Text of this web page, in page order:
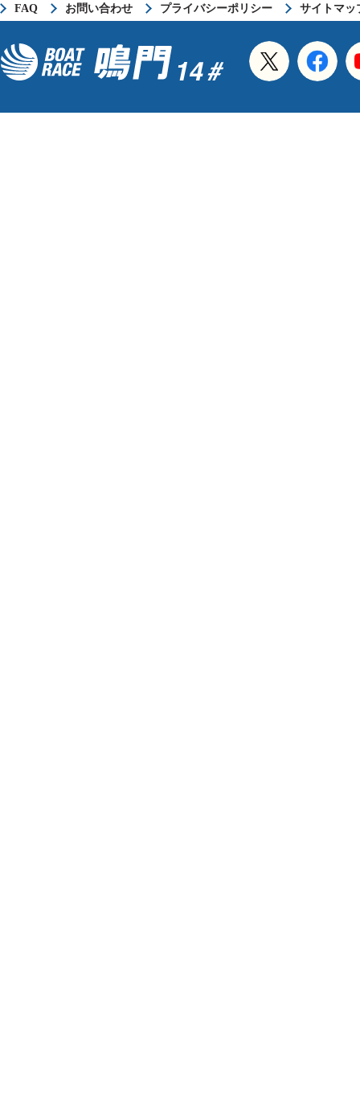
FAQ お問い合わせ プライバシーポリシー サイトマッ